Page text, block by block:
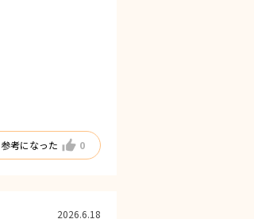
参考になった 0
2026.6.18